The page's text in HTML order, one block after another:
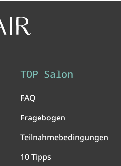
TOP Salon
FAQ
Fragebogen
Teilnahmebedingungen
10 Tipps